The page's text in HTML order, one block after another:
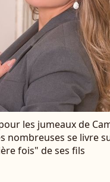
les jumeaux de
nombreuses se livre
fois" de ses fils